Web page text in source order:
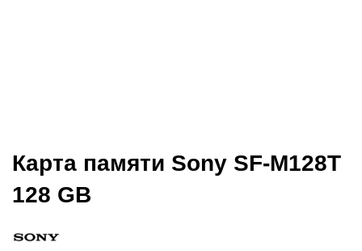
Карта памяти Sony SF-M128T
128 GB